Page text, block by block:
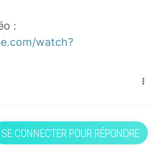
:
watch?
SE CONNECTER POUR RÉPONDRE